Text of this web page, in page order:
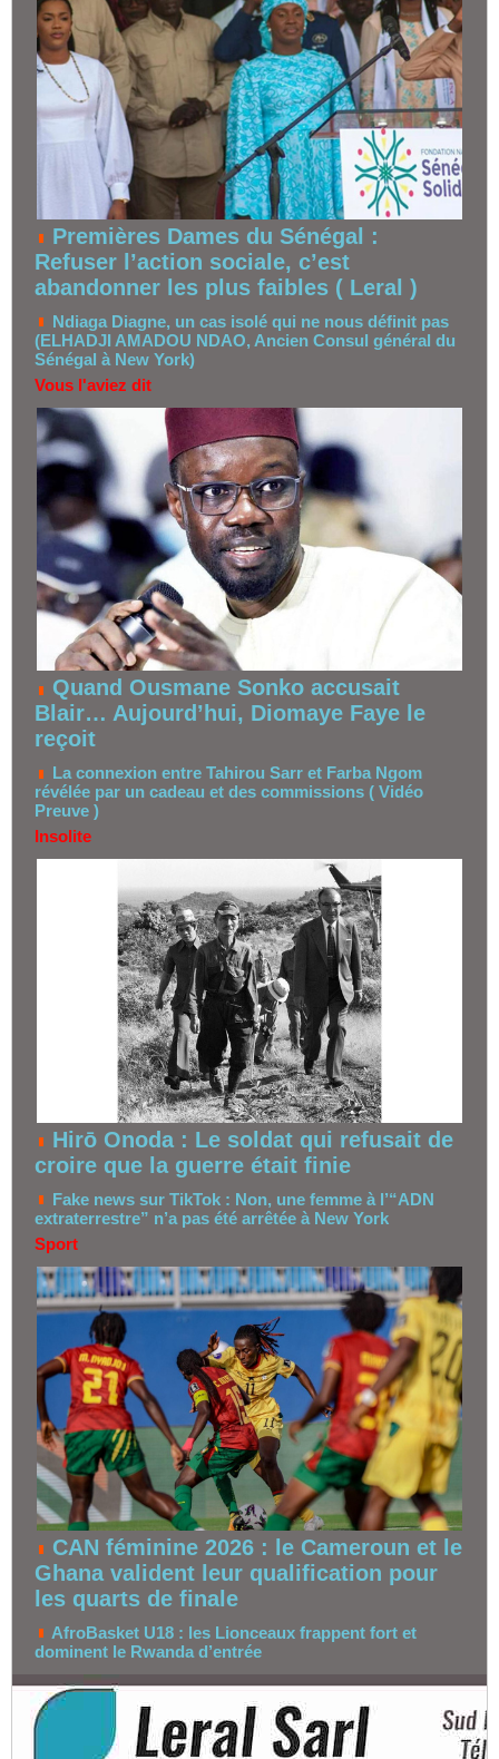
Premières Dames du Sénégal :
Refuser l’action sociale, c’est
abandonner les plus faibles ( Leral )
Ndiaga Diagne, un cas isolé qui ne nous définit pas
(ELHADJI AMADOU NDAO, Ancien Consul général du
Sénégal à New York)
Vous l'aviez dit
Quand Ousmane Sonko accusait
Blair… Aujourd’hui, Diomaye Faye le
reçoit
La connexion entre Tahirou Sarr et Farba Ngom
révélée par un cadeau et des commissions ( Vidéo
Preuve )
Insolite
Hirō Onoda : Le soldat qui refusait de
croire que la guerre était finie
Fake news sur TikTok : Non, une femme à l’“ADN
extraterrestre” n’a pas été arrêtée à New York
Sport
CAN féminine 2026 : le Cameroun et le
Ghana valident leur qualification pour
les quarts de finale
AfroBasket U18 : les Lionceaux frappent fort et
dominent le Rwanda d’entrée